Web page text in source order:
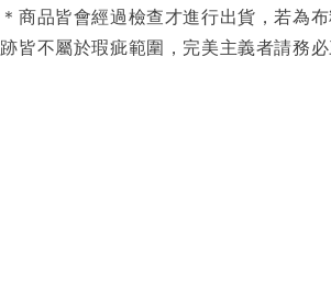
＊商品皆會經過檢查才進行出貨，若為
跡皆不屬於瑕疵範圍，完美主義者請務必